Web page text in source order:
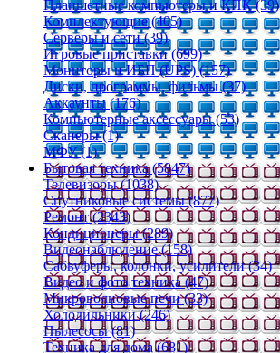
Планшетные компьютеры и КПК (39)
Комплектующие (405)
Серверы и сети (39)
Игровые приставки (699)
Мониторы и ИБП (UPS) (157)
Диски, программы, фильмы (37)
Аккаунты (176)
Компьютерные аксессуары (53)
Сканеры (1)
МФУ (1)
Бытовая техника (5847)
Телевизоры (1038)
Спутниковые системы (877)
Ремонт (2343)
Кондиционеры (289)
Видеонаблюдение (158)
Сабвуферы, колонки, усилители (34)
Видео и фото техника (47)
Микроволновые печи (33)
Холодильники (246)
Пылесосы (81)
Техника для дома (681)